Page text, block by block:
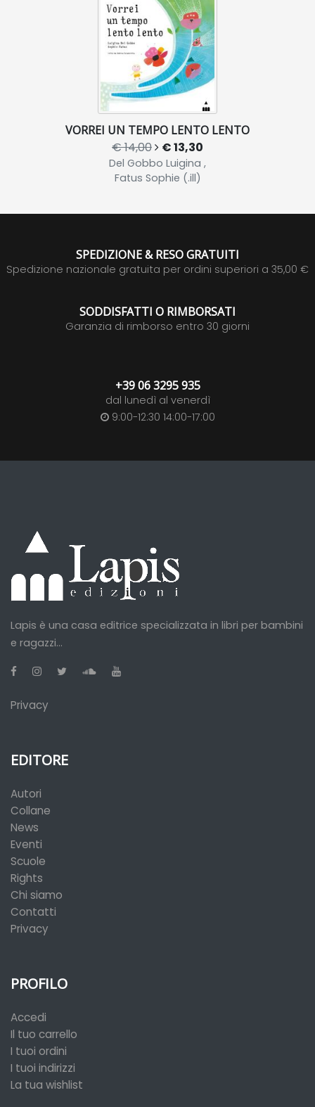
VORREI UN TEMPO LENTO LENTO
€ 14,00 € 13,30
Del Gobbo Luigina ,
Fatus Sophie (.ill)
SPEDIZIONE & RESO GRATUITI
Spedizione nazionale gratuita per ordini superiori a 35,00 €
SODDISFATTI O RIMBORSATI
Garanzia di rimborso entro 30 giorni
+39 06 3295 935
dal lunedì al venerdì
9:00-12:30 14:00-17:00
Lapis è una casa editrice specializzata in libri per bambini
e ragazzi...
Privacy
EDITORE
Autori
Collane
News
Eventi
Scuole
Rights
Chi siamo
Contatti
Privacy
PROFILO
Accedi
Il tuo carrello
I tuoi ordini
I tuoi indirizzi
La tua wishlist